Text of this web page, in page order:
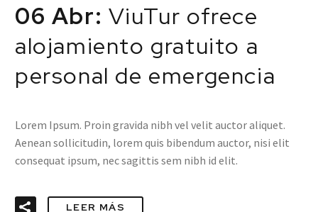
06 Abr: ViuTur ofrece
alojamiento gratuito a
personal de emergencia
Lorem Ipsum. Proin gravida nibh vel velit auctor aliquet.
Aenean sollicitudin, lorem quis bibendum auctor, nisi elit
consequat ipsum, nec sagittis sem nibh id elit.
LEER MÁS